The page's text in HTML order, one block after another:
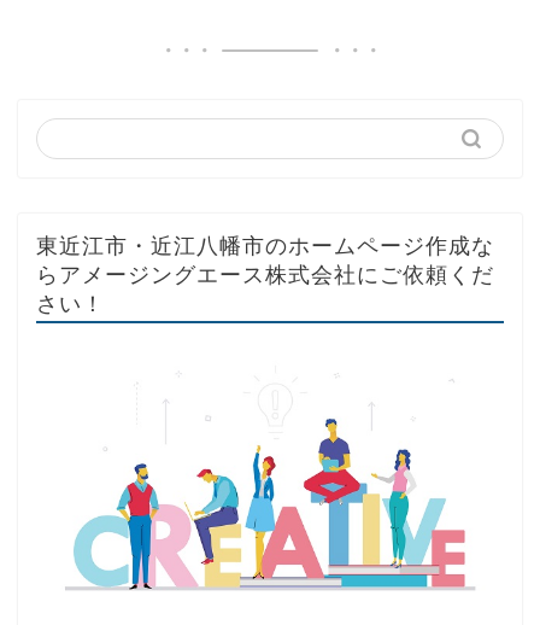
東近江市・近江八幡市のホームページ作成な
らアメージングエース株式会社にご依頼くだ
さい！